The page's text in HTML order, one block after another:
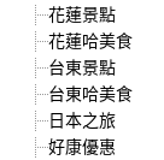
花蓮景點
花蓮哈美食
台東景點
台東哈美食
日本之旅
好康優惠